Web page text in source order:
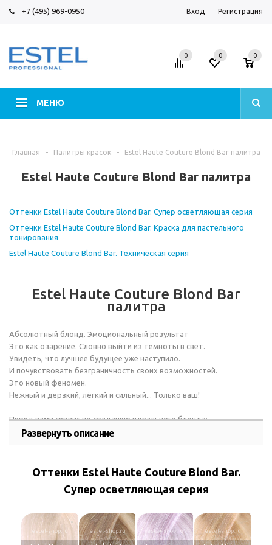
+7 (495) 969-0950 Вход Регистрация
МЕНЮ
0 0 0
Главная - Палитры красок - Estel Haute Couture Blond Bar палитра
Estel Haute Couture Blond Bar палитра
Оттенки Estel Haute Couture Blond Bar. Супер осветляющая серия
Оттенки Estel Haute Couture Blond Bar. Краска для пастельного
тонирования
Estel Haute Couture Blond Bar. Техническая серия
Estel Haute Couture Blond Bar
палитра
Абсолютный блонд. Эмоциональный результат
Это как озарение. Словно выйти из темноты в свет.
Увидеть, что лучшее будущее уже наступило.
И почувствовать безграничность своих возможностей.
Это новый феномен.
Нежный и дерзкий, лёгкий и сильный... Только ваш!
Перед вами сервис по созданию идеального блонда:
• Работа с 4 уровня глубины тона
• Новое понимание качества осветлённых волос
• Максимальная экономия ресурсов: времени, продукта, сил
или тонировать,
менять интенсивность оттенка, создавать индивидуальные
цветовые решения
Развернуть описание
Оттенки Estel Haute Couture Blond Bar.
Супер осветляющая серия
estel-shop.ru estel-shop.ru estel-shop.ru estel-shop.ru